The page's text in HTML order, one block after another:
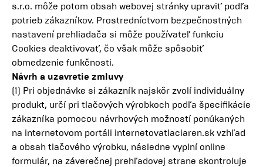
s.r.o. môže potom obsah webovej stránky upraviť podľa
potrieb zákazníkov. Prostredníctvom bezpečnostných
nastavení prehliadača si môže používateľ funkciu
Cookies deaktivovať, čo však môže spôsobiť
obmedzenie funkčnosti.
Návrh a uzavretie zmluvy
(1) Pri objednávke si zákazník najskôr zvolí individuálny
produkt, určí pri tlačových výrobkoch podľa špecifikácie
zákazníka pomocou návrhových možností ponúkaných
na internetovom portáli internetovatlaciaren.sk vzhľad
a obsah tlačového výrobku, následne vyplní online
formulár, na záverečnej prehľadovej strane skontroluje